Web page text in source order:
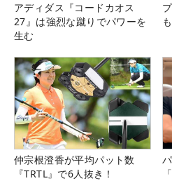
アディダス『コードカオス
27』は強烈な蹴りでパワーを
生む
仲宗根澄香が平均パット数
『TRTL』で6人抜き！